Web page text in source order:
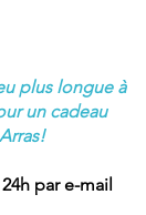
plus longue à
un cadeau
par e-mail